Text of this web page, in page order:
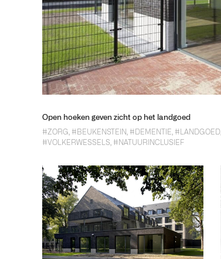
Open hoeken geven zicht op het landgoed
#ZORG #BEUKENSTEIN #DEMENTIE #LANDGOED
#VOLKERWESSELS #NATUURINCLUSIEF